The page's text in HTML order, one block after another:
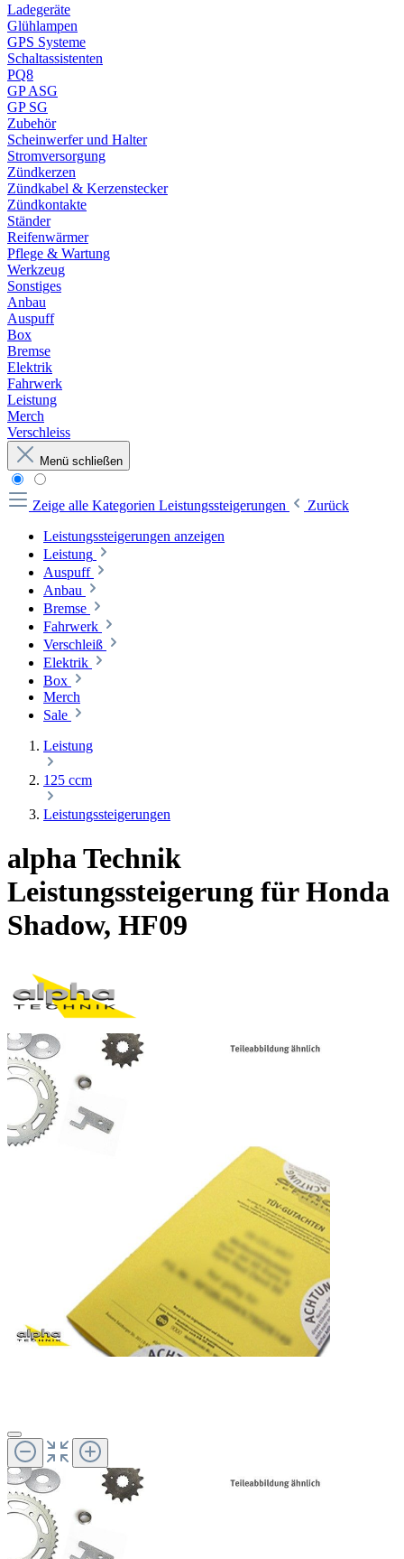
Ladegeräte
Glühlampen
GPS Systeme
Schaltassistenten
PQ8
GP ASG
GP SG
Zubehör
Scheinwerfer und Halter
Stromversorgung
Zündkerzen
Zündkabel & Kerzenstecker
Zündkontakte
Ständer
Reifenwärmer
Pflege & Wartung
Werkzeug
Sonstiges
Anbau
Auspuff
Box
Bremse
Elektrik
Fahrwerk
Leistung
Merch
Verschleiss
Menü schließen
Zeige alle Kategorien Leistungssteigerungen
Zurück
Leistungssteigerungen anzeigen
Leistung
Auspuff
Anbau
Bremse
Fahrwerk
Verschleiß
Elektrik
Box
Merch
Sale
Leistung
125 ccm
Leistungssteigerungen
alpha Technik
Leistungssteigerung für Honda
Shadow, HF09